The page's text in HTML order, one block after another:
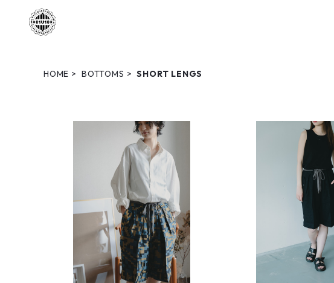
HOME BOTTOMS SHORT LENGS